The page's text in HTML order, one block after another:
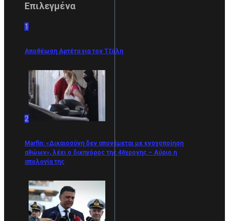
Επιλεγμένα
1
Αποθέωση Αρτέτα για τον Τζόλη
2
Marfin: «Δικαιοσύνη δεν απονέμεται με ενοχοποίηση
αθώων», λέει ο δικηγόρος της 46χρονης – Αύριο η
απολογία της